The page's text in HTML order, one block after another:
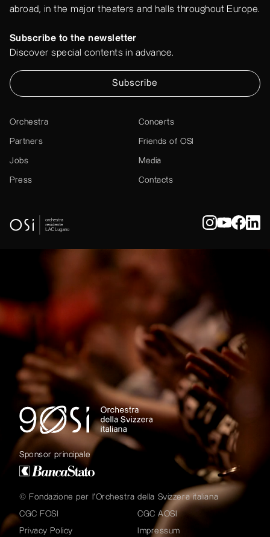
abroad, in the major theaters and halls throughout Europe.
Subscribe to the newsletter
Discover special contents in advance.
Subscribe
Orchestra Concerts
Partners Friends of OSI
Jobs Media
Press Contacts
Sponsor principale
© Fondazione per l'Orchestra della Svizzera italiana
CGC FOSI
CGC AOSI
Privacy Policy
Impressum